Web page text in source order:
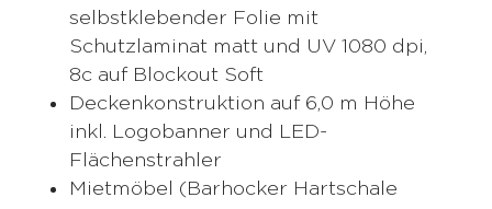
selbstklebender Folie mit
Schutzlaminat matt und UV 1080 dpi,
8c auf Blockout Soft
Deckenkonstruktion auf 6,0 m Höhe
inkl. Logobanner und LED-
Flächenstrahler
Mietmöbel (Barhocker Hartschale